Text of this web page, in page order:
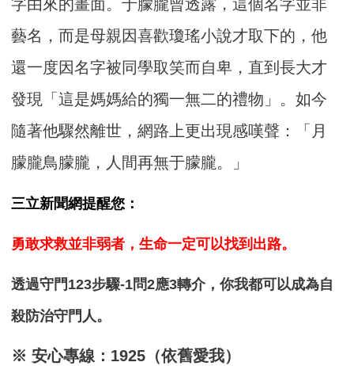
字由來的畫面。于朦朧曾透露，這個名字並非
藝名，而是母親因喜歡瓊瑤小說才取下的，他
還一度因名字被同學取笑而自卑，直到長大才
發現「這是媽媽給的獨一無二的禮物」。如今
隨著他驟然離世，網路上更出現感嘆聲：「月
朦朧鳥朦朧，人間再無于朦朧。」
三立新聞網提醒您：
勇敢求救並非弱者，生命一定可以找到出路。
透過守門123步驟-1問2應3轉介，你我都可以成為自
殺防治守門人。
※ 安心專線：1925（依舊愛我）